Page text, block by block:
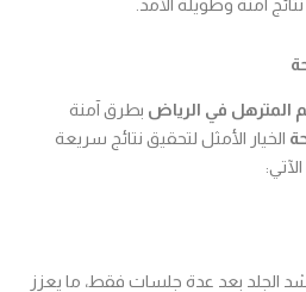
آمنة وطويلة الأمد.
في الرياض بطرق آمنة
الخيار الأمثل لتحقيق نتائج سريعة
بعد عدة جلسات فقط، ما يعزز